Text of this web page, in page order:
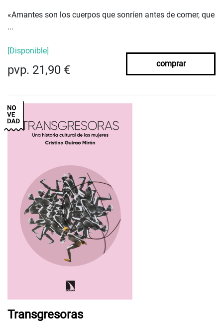
«Amantes son los cuerpos que sonríen antes de comer, que
...
[Disponible]
pvp. 21,90 € comprar
Transgresoras